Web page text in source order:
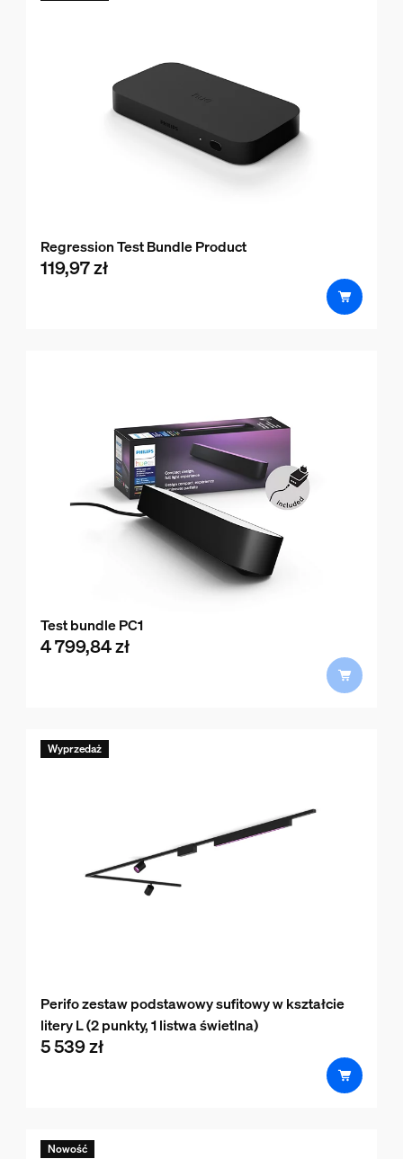
Regression Test Bundle Product
product.with.119,97 zł
119,97 zł
Test bundle PC1
product.with.4 799,84 zł
4 799,84 zł
Wyprzedaż
Perifo zestaw podstawowy sufitowy w kształcie
litery L (2 punkty, 1 listwa świetlna)
product.with.5 539 zł
5 539 zł
Nowość